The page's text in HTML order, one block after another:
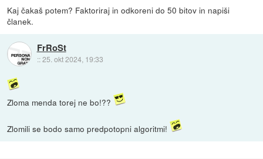
Kaj čakaš potem? Faktoriraj in odkoreni do 50 bitov in napiši
članek.
FrRoSt
::25. okt 2024, 19:33
Zloma menda torej ne bo!??
Zlomili se bodo samo predpotopni algoritmi!